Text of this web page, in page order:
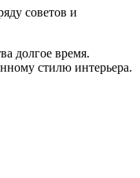
советов и
долгое время.
стилю интерьера.